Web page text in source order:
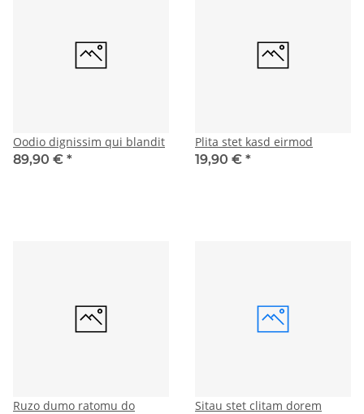
Oodio dignissim qui blandit
89,90 € *
Plita stet kasd eirmod
19,90 € *
Ruzo dumo ratomu do
Sitau stet clitam dorem